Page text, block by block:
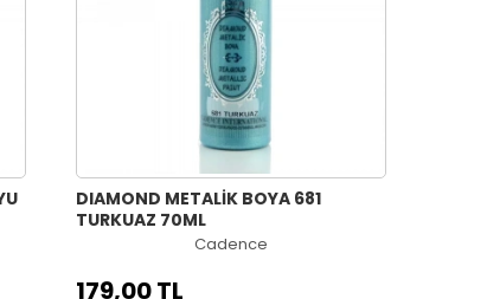
DIAMOND METALİK BOYA 681
TURKUAZ 70ML
Cadence
179,00 TL